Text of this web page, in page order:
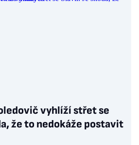
vyhlíží střet se
že to nedokáže postavit